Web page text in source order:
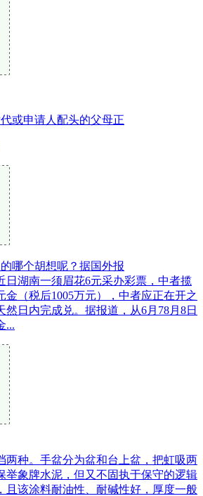
或申请人配头的父母正
哪个胡想呢？据国外报
日湖南一须眉花6元采办彩票，中者揽
金（税后1005万元），中者应正在开之
然日内完成兑。据报道，从6月78月8日
...
两种。手盆分为盆和台上盆，把虹吸两
举象牌水泥，但又不固执于保守的逻辑
且该涂料耐油性、耐碱性好，厚度一般